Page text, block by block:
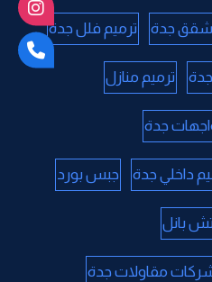
شقق جدة ترميم فلل جدة
جدة ترميم منازل
جدة
داخلي جدة جبس بورد
بانل
مقاولات جدة